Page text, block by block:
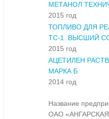
МЕТАНОЛ
2015 год
ТОПЛИВО ДЛЯ
ТС-1. ВЫСШИЙ
2015 год
АЦЕТИЛЕН
МАРКА Б
2014 год
Название
ОАО